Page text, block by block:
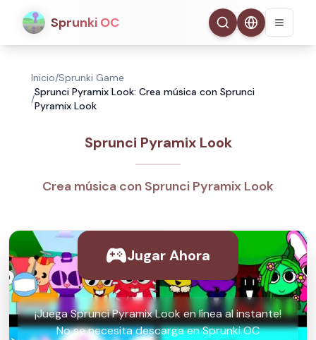
Sprunki OC
Inicio/Sprunki Game
/
Sprunci Pyramix Look: Crea música con Sprunci
Pyramix Look
Sprunci Pyramix Look
Crea música con Sprunci Pyramix Look
Jugar Ahora
¡Juega Sprunci Pyramix Look en línea al instante!
No se necesita descarga en Sprunki OC